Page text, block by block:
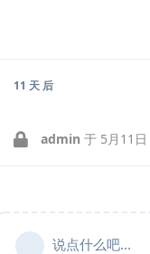
11 天 后
admin 于 5月11日
说点什么吧...